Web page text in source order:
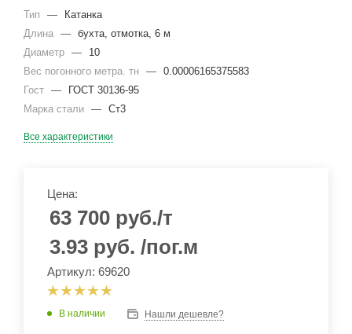
Тип —
Катанка
Длина — бухта, отмотка, 6 м
Диаметр —
10
Вес погонного метра. тн — 0.00006165375583
Гост —
ГОСТ 30136-95
Марка стали — Ст3
Все характеристики
Цена:
63 700 руб./т
3.93 руб. /пог.м
Артикул: 69620
В наличии Нашли дешевле?